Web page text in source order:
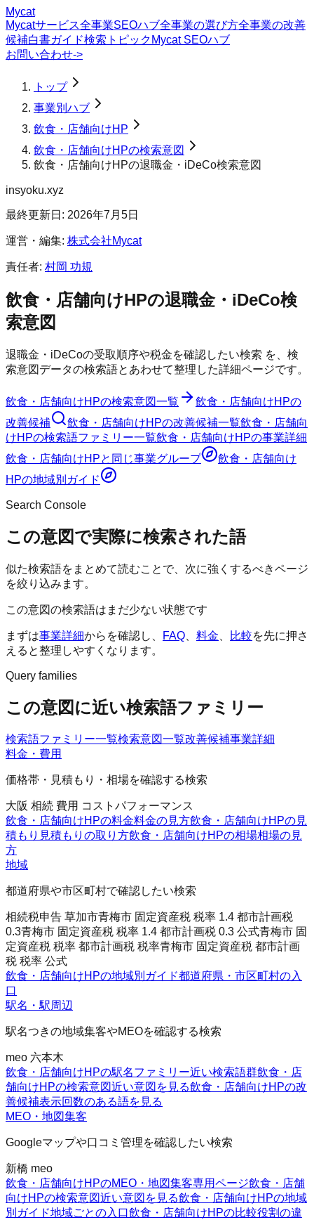
Mycat
Mycatサービス全事業SEOハブ全事業の選び方全事業の改善
候補白書ガイド検索トピック Mycat SEOハブ
お問い合わせ->
トップ
事業別ハブ
飲食・店舗向けHP
飲食・店舗向けHPの検索意図
飲食・店舗向けHPの退職金・iDeCo検索意図
insyoku.xyz
最終更新日: 2026年7月5日
運営・編集: 株式会社Mycat
責任者: 村岡 功規
飲食・店舗向けHPの退職金・iDeCo検
索意図
退職金・iDeCoの受取順序や税金を確認したい検索 を、検
索意図データの検索語とあわせて整理した詳細ページです。
飲食・店舗向けHPの検索意図一覧 飲食・店舗向けHPの
改善候補
飲食・店舗向けHPの改善候補一覧飲食・店舗向
けHPの検索語ファミリー一覧飲食・店舗向けHPの事業詳細
飲食・店舗向けHPと同じ事業グループ
飲食・店舗向け
HPの地域別ガイド
Search Console
この意図で実際に検索された語
似た検索語をまとめて読むことで、次に強くするべきページ
を絞り込みます。
この意図の検索語はまだ少ない状態です
まずは事業詳細からを確認し、 FAQ 料金 比較を先に押さ
えると整理しやすくなります。
Query families
この意図に近い検索語ファミリー
検索語ファミリー一覧検索意図一覧改善候補事業詳細
料金・費用
価格帯・見積もり・相場を確認する検索
大阪 相続 費用 コストパフォーマンス
飲食・店舗向けHPの料金料金の見方飲食・店舗向けHPの見
積もり 見積もりの取り方飲食・店舗向けHPの相場相場の見
方
地域
都道府県や市区町村で確認したい検索
相続税申告 草加市青梅市 固定資産税 税率 1.4 都市計画税
0.3青梅市 固定資産税 税率 1.4 都市計画税 0.3 公式青梅市 固
定資産税 税率 都市計画税 税率青梅市 固定資産税 都市計画
税 税率 公式
飲食・店舗向けHPの地域別ガイド都道府県・市区町村の入
口
駅名・駅周辺
駅名つきの地域集客やMEOを確認する検索
meo 六本木
飲食・店舗向けHPの駅名ファミリー近い検索語群飲食・店
舗向けHPの検索意図近い意図を見る飲食・店舗向けHPの改
善候補表示回数のある語を見る
MEO・地図集客
Googleマップや口コミ管理を確認したい検索
新橋 meo
飲食・店舗向けHPのMEO・地図集客専用ページ飲食・店舗
向けHPの検索意図近い意図を見る飲食・店舗向けHPの地域
別ガイド地域ごとの入口飲食・店舗向けHPの比較役割の違